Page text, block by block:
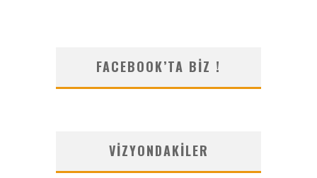
FACEBOOK’TA BIZ !
VIZYONDAKILER